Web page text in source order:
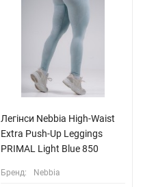
Легінси Nebbia High-Waist
Extra Push-Up Leggings
PRIMAL Light Blue 850
Бренд: Nebbia